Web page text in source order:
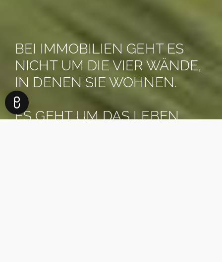
BEI IMMOBILIEN GEHT ES
NICHT UM DIE VIER WÄNDE,
IN DENEN SIE WOHNEN.
ES GEHT UM DAS LEBEN,